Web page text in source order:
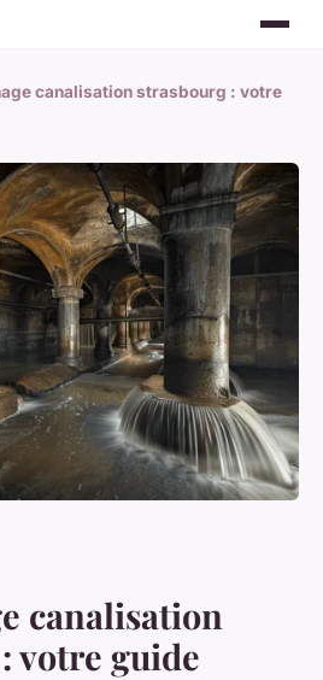
canalisation strasbourg : votre
canalisation
votre guide